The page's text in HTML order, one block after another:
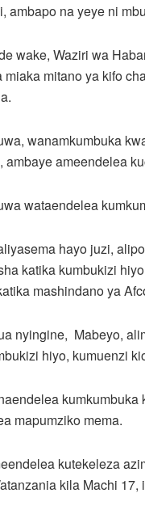
ambapo na yeye ni
wake, Waziri wa
miaka mitano ya kifo
wanamkumbuka
ambaye ameendelea
wataendelea
hayo juzi,
katika kumbukizi
mashindano ya
nyingine, Mabeyo,
hiyo, kumuenzi
mapumziko mema.
kutekeleza
kila Machi